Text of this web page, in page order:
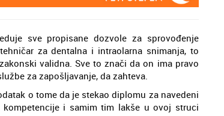
sve propisane dozvole za sprovođenje
za dentalna i intraolarna snimanja, to
validna. Sve to znači da on ima pravo
za zapošljavanje, da zahteva.
o tome da je stekao diplomu za navedeni
i samim tim lakše u ovoj struci